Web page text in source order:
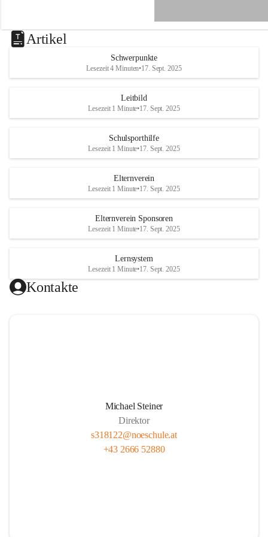
u
a
e
x
Artikel
Schwerpunkte
Lesezeit 4 Minuten•17. Sept. 2025
Leitbild
Lesezeit 1 Minute•17. Sept. 2025
Schulsporthilfe
Lesezeit 1 Minute•17. Sept. 2025
Elternverein
Lesezeit 1 Minute•17. Sept. 2025
Elternverein Sponsoren
Lesezeit 1 Minute•17. Sept. 2025
Lernsystem
Lesezeit 1 Minute•17. Sept. 2025
Kontakte
Michael Steiner
Direktor
s318122@noeschule.at
+43 2666 52880